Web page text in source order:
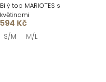
Bílý top MARIOTES s
květinami
594 Kč
S/M M/L